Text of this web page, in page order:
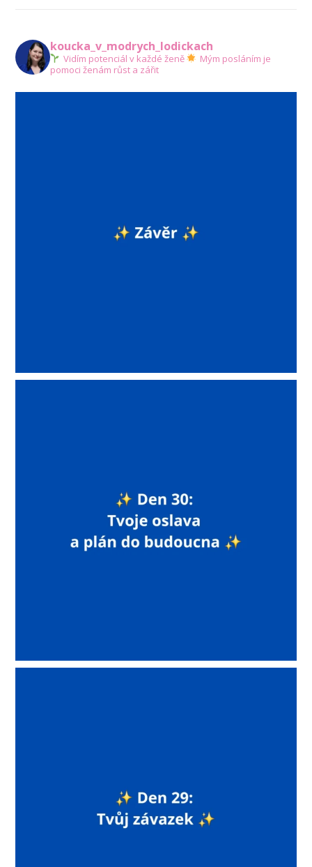
koucka_v_modrych_lodickach
Vidím potenciál v každé ženě
Mým posláním je
pomoci ženám růst a zářit